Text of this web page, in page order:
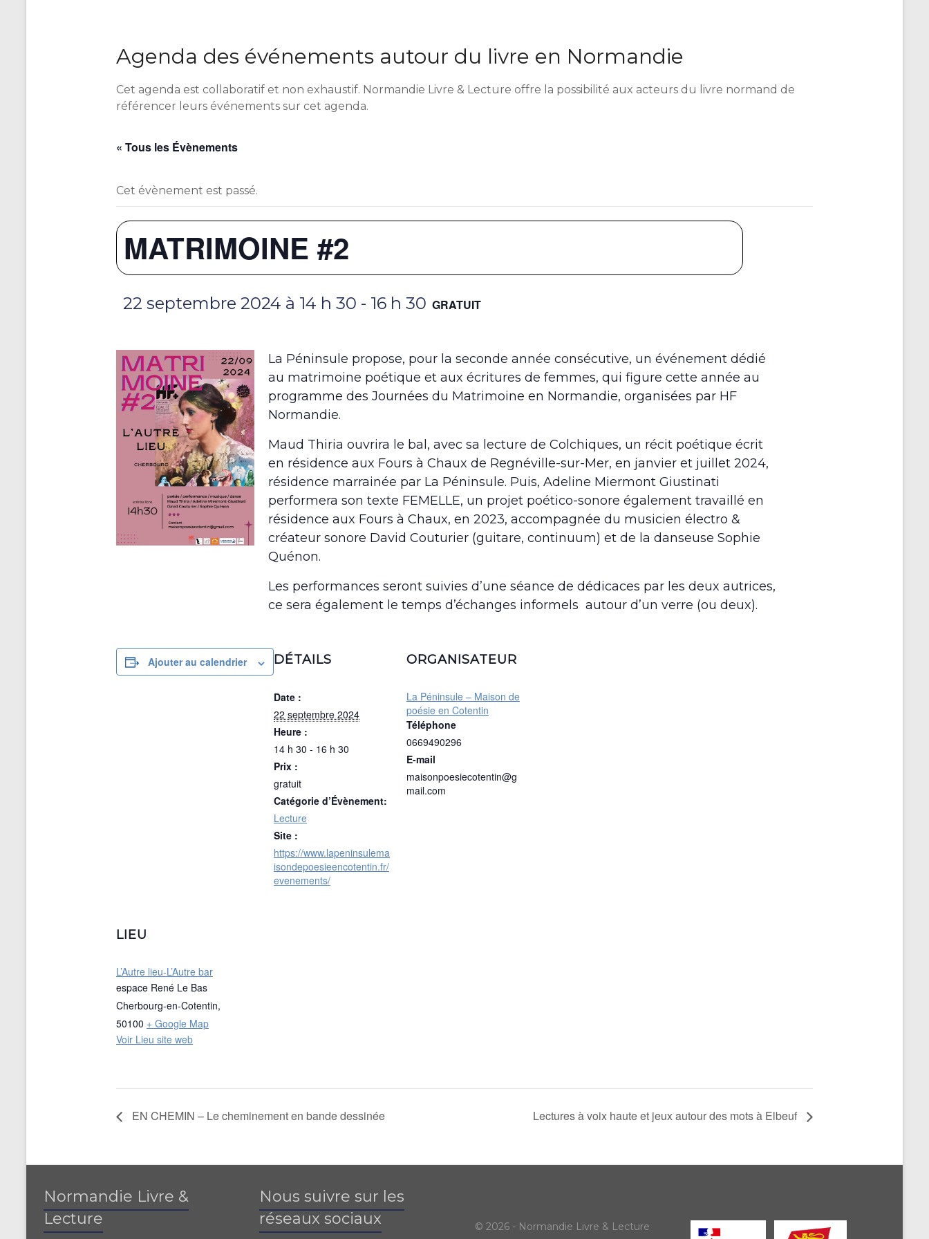
Agenda des événements autour du livre en Normandie
Cet agenda est collaboratif et non exhaustif. Normandie Livre & Lecture offre la possibilité aux acteurs du livre normand de
référencer leurs événements sur cet agenda.
« Tous les Évènements
Cet évènement est passé.
MATRIMOINE #2
22 septembre 2024 à 14 h 30 - 16 h 30 GRATUIT
La Péninsule propose, pour la seconde année consécutive, un événement dédié
au matrimoine poétique et aux écritures de femmes, qui figure cette année au
programme des Journées du Matrimoine en Normandie, organisées par HF
Normandie.
Maud Thiria ouvrira le bal, avec sa lecture de Colchiques, un récit poétique écrit
en résidence aux Fours à Chaux de Regnéville-sur-Mer, en janvier et juillet 2024,
résidence marrainée par La Péninsule. Puis, Adeline Miermont Giustinati
performera son texte FEMELLE, un projet poético-sonore également travaillé en
résidence aux Fours à Chaux, en 2023, accompagnée du musicien électro &
créateur sonore David Couturier (guitare, continuum) et de la danseuse Sophie
Quénon.
Les performances seront suivies d’une séance de dédicaces par les deux autrices,
ce sera également le temps d’échanges informels autour d’un verre (ou deux).
Ajouter au calendrier DÉTAILS
Date :
22 septembre 2024
Heure :
14 h 30 - 16 h 30
Prix :
gratuit
Catégorie d’Évènement:
Lecture
Site :
https://www.lapeninsulema
isondepoesieencotentin.fr/
evenements/
ORGANISATEUR
La Péninsule – Maison de
poésie en Cotentin
Téléphone
0669490296
E-mail
maisonpoesiecotentin@g
mail.com
LIEU
L’Autre lieu-L’Autre bar
espace René Le Bas
Cherbourg-en-Cotentin,
50100 + Google Map
Voir Lieu site web
EN CHEMIN – Le cheminement en bande dessinée Lectures à voix haute et jeux autour des mots à Elbeuf
Normandie Livre &
Lecture
Nous suivre sur les
réseaux sociaux
© 2026 - Normandie Livre & Lecture